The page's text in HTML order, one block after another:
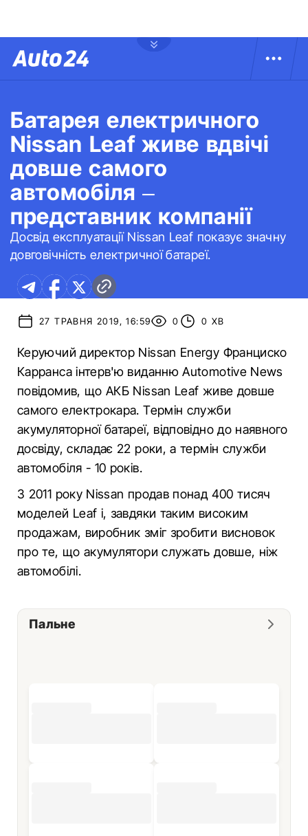
Батарея електричного
Nissan Leaf живе вдвічі
довше самого
автомобіля –
представник компанії
Досвід експлуатації Nissan Leaf показує значну
довговічність електричної батареї.
27 ТРАВНЯ 2019, 16:59 0 0 ХВ
Керуючий директор Nissan Energy Франциско
Карранса інтерв'ю виданню Automotive News
повідомив, що АКБ Nissan Leaf живе довше
самого електрокара. Термін служби
акумуляторної батареї, відповідно до наявного
досвіду, складає 22 роки, а термін служби
автомобіля - 10 років.
З 2011 року Nissan продав понад 400 тисяч
моделей Leaf і, завдяки таким високим
продажам, виробник зміг зробити висновок
про те, що акумулятори служать довше, ніж
автомобілі.
Пальне